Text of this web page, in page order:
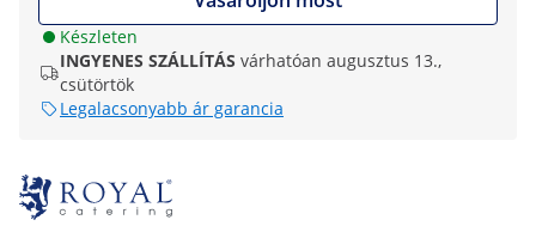
Készleten
INGYENES SZÁLLÍTÁS várhatóan augusztus 13.,
csütörtök
Legalacsonyabb ár garancia